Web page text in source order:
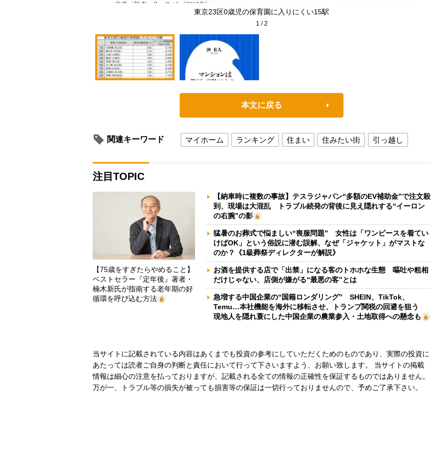
東京23区0歳児の保育園に入りにくい15駅
1 /2
本文に戻る
関連キーワード マイホーム ランキング 住まい 住みたい街 引っ越し
注目TOPIC
【75歳をすぎたらやめること】
ベストセラー『定年後』著者・
楠木新氏が指南する老年期の好
循環を呼び込む方法
【納車時に複数の事故】テスラジャパン“多額のEV補助金”で注文殺
到、現場は大混乱 トラブル続発の背後に見え隠れする“イーロン
の右腕”の影
猛暑のお葬式で悩ましい“喪服問題” 女性は「ワンピースを着てい
けばOK」という俗説に潜む誤解、なぜ「ジャケット」がマストな
のか？《1級葬祭ディレクターが解説》
お酒を提供する店で「出禁」になる客のトホホな生態 嘔吐や粗相
だけじゃない、店側が嫌がる“最悪の客”とは
急増する中国企業の“国籍ロンダリング” SHEIN、TikTok、
Temu…本社機能を海外に移転させ、トランプ関税の回避を狙う
現地人を隠れ蓑にした中国企業の農業参入・土地取得への懸念も
当サイトに記載されている内容はあくまでも投資の参考にしていただくためのものであり、実際の投資に
あたっては読者ご自身の判断と責任において行って下さいますよう、お願い致します。 当サイトの掲載
情報は細心の注意を払っておりますが、記載される全ての情報の正確性を保証するものではありません。
万が一、トラブル等の損失が被っても損害等の保証は一切行っておりませんので、予めご了承下さい。